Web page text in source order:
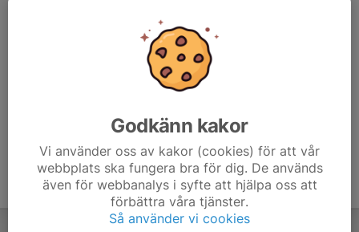
Godkänn kakor
Vi använder oss av kakor (cookies) för att vår
webbplats ska fungera bra för dig. De används
även för webbanalys i syfte att hjälpa oss att
förbättra våra tjänster.
Så använder vi cookies